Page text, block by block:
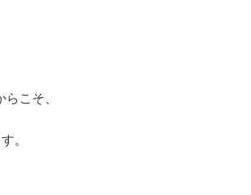
こそ、
。